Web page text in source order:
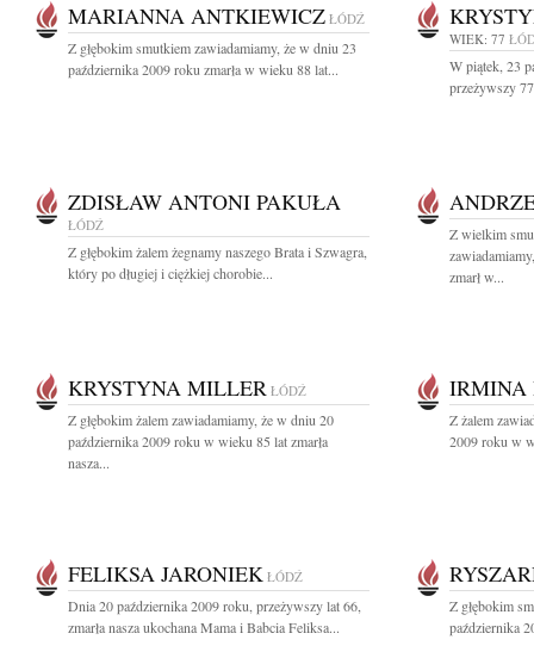
MARIANNA ANTKIEWICZ ŁÓDŹ
Z głębokim smutkiem zawiadamiamy, że w dniu 23
października 2009 roku zmarła w wieku 88 lat...
WIEK: 77
W piątek, 23
przeżywszy
ZDISŁAW ANTONI PAKUŁA
ŁÓDŹ
Z głębokim żalem żegnamy naszego Brata i Szwagra,
który po długiej i ciężkiej chorobie...
Z wielkim
zmarł w...
KRYSTYNA MILLER ŁÓDŹ
Z głębokim żalem zawiadamiamy, że w dniu 20
października 2009 roku w wieku 85 lat zmarła
nasza...
IRMINA
Z żalem
2009 roku w
FELIKSA JARONIEK ŁÓDŹ
Dnia 20 października 2009 roku, przeżywszy lat 66,
zmarła nasza ukochana Mama i Babcia Feliksa...
Z głębokim
października